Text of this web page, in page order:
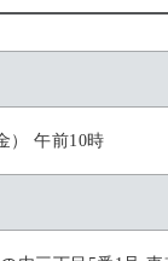
） 午前10時